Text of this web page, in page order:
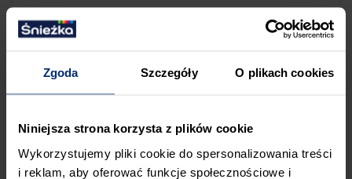
Zgoda Szczegóły O plikach cookies
Niniejsza strona korzysta z plików cookie
Wykorzystujemy pliki cookie do spersonalizowania treści
i reklam, aby oferować funkcje społecznościowe i
Jeśli uważasz, że ten sklep nie powinien znaleźć się na liście
sklepów współpracujących z firmą Śnieżka lub zauważyłeś, że